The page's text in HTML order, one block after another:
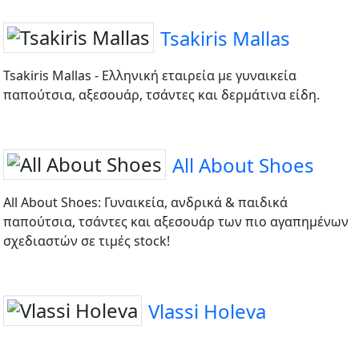
Tsakiris Mallas
Tsakiris Mallas - Ελληνική εταιρεία με γυναικεία
παπούτσια, αξεσουάρ, τσάντες και δερμάτινα είδη.
All About Shoes
All About Shoes: Γυναικεία, ανδρικά & παιδικά
παπούτσια, τσάντες και αξεσουάρ των πιο αγαπημένων
σχεδιαστών σε τιμές stock!
Vlassi Holeva